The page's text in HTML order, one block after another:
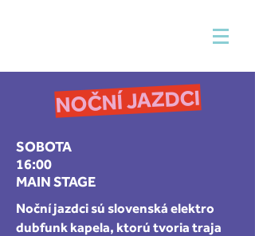
NOČNÍ JAZDCI
SOBOTA
16:00
MAIN STAGE
Noční jazdci sú slovenská elektro
dubfunk kapela, ktorú tvoria traja